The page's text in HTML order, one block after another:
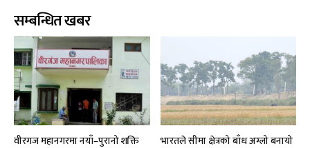
सम्बन्धित खबर
वीरगज महानगरमा नयाँ–पुरानो शक्ति
भारतले सीमा क्षेत्रको बाँध अग्लो बनायो